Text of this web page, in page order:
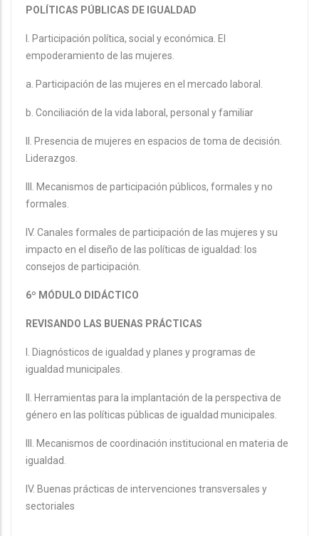
POLÍTICAS PÚBLICAS DE IGUALDAD
I. Participación política, social y económica. El
empoderamiento de las mujeres.
a. Participación de las mujeres en el mercado laboral.
b. Conciliación de la vida laboral, personal y familiar
II. Presencia de mujeres en espacios de toma de decisión.
Liderazgos.
III. Mecanismos de participación públicos, formales y no
formales.
IV. Canales formales de participación de las mujeres y su
impacto en el diseño de las políticas de igualdad: los
consejos de participación.
6º MÓDULO DIDÁCTICO
REVISANDO LAS BUENAS PRÁCTICAS
I. Diagnósticos de igualdad y planes y programas de
igualdad municipales.
II. Herramientas para la implantación de la perspectiva de
género en las políticas públicas de igualdad municipales.
III. Mecanismos de coordinación institucional en materia de
igualdad.
IV. Buenas prácticas de intervenciones transversales y
sectoriales